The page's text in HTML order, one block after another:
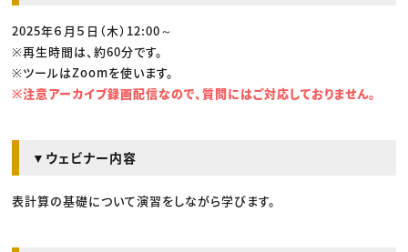
2025年６月５日（木）12:00～
※再生時間は、約60分です。
※ツールはZoomを使います。
※注意アーカイブ録画配信なので、質問にはご対応しておりません。
▼ウェビナー内容
表計算の基礎について演習をしながら学びます。